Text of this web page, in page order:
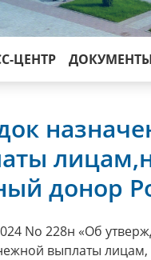
ЦЕНТР ДОКУМЕНТЫ
донор
No 228н «Об
выплаты